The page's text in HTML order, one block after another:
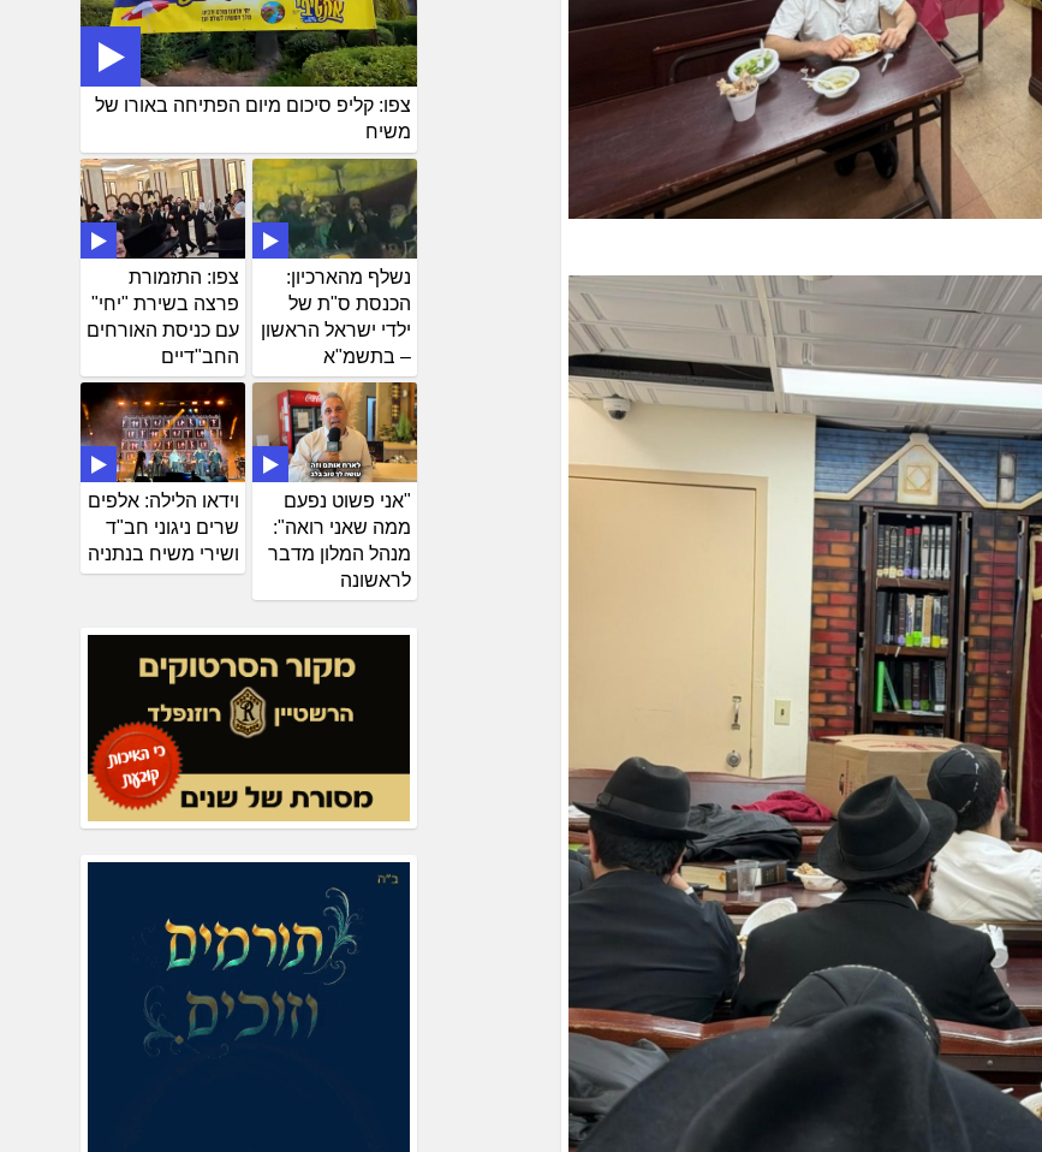
צפו: קליפ סיכום מיום הפתיחה באורו של
משיח
צפו: התזמורת
פרצה בשירת "יחי"
עם כניסת האורחים
החב"דיים
נשלף מהארכיון:
הכנסת ס"ת של
ילדי ישראל הראשון
– בתשמ"א
וידאו הלילה: אלפים
שרים ניגוני חב"ד
ושירי משיח בנתניה
"אני פשוט נפעם
ממה שאני רואה":
מנהל המלון מדבר
לראשונה